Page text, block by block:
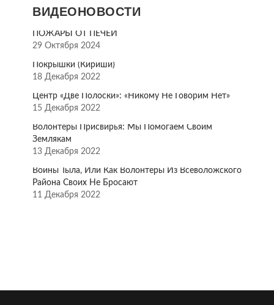
ВИДЕОНОВОСТИ
ПОЖАРЫ ОТ ПЕЧЕЙ
29 Октября 2024
Покрышки (Кириши)
18 Декабря 2022
Центр «Две Полоски»: «Никому Не Говорим Нет»
15 Декабря 2022
Волонтёры Присвирья: Мы Помогаем Своим
Землякам
13 Декабря 2022
Воины Тыла, Или Как Волонтёры Из Всеволожского
Района Своих Не Бросают
11 Декабря 2022